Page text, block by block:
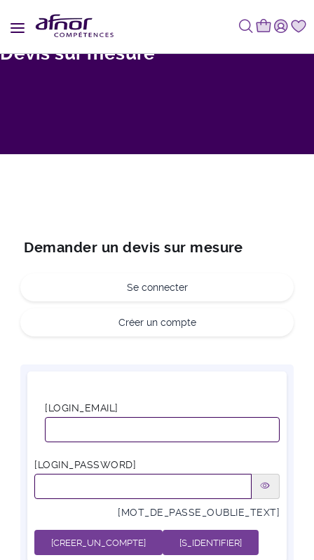
Devis sur mesure
Demander un devis sur mesure
Se connecter
Créer un compte
[LOGIN_EMAIL]
[LOGIN_PASSWORD]
[MOT_DE_PASSE_OUBLIE_TEXT]
[CREER_UN_COMPTE] [S_IDENTIFIER]